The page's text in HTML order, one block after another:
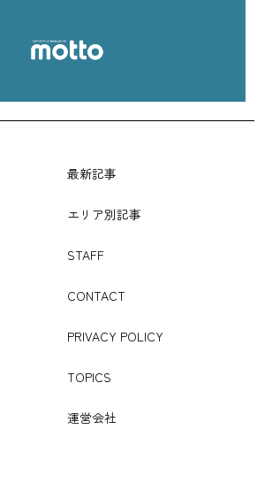
最新記事
エリア別記事
STAFF
CONTACT
PRIVACY POLICY
TOPICS
運営会社